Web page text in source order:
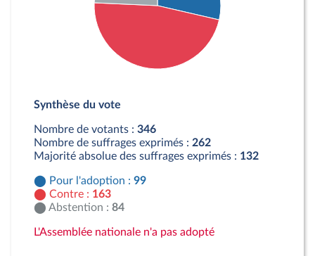
Contre : 163 députés
Synthèse du vote
Nombre de votants : 346
Nombre de suffrages exprimés : 262
Majorité absolue des suffrages exprimés : 132
Pour l'adoption : 99
Contre : 163
Abstention : 84
L'Assemblée nationale n'a pas adopté